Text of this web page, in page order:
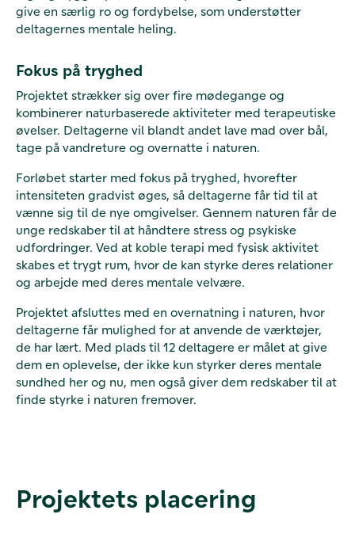
give en særlig ro og fordybelse, som understøtter
deltagernes mentale heling.
Fokus på tryghed
Projektet strækker sig over fire mødegange og
kombinerer naturbaserede aktiviteter med terapeutiske
øvelser. Deltagerne vil blandt andet lave mad over bål,
tage på vandreture og overnatte i naturen.
Forløbet starter med fokus på tryghed, hvorefter
intensiteten gradvist øges, så deltagerne får tid til at
vænne sig til de nye omgivelser. Gennem naturen får de
unge redskaber til at håndtere stress og psykiske
udfordringer. Ved at koble terapi med fysisk aktivitet
skabes et trygt rum, hvor de kan styrke deres relationer
og arbejde med deres mentale velvære.
Projektet afsluttes med en overnatning i naturen, hvor
deltagerne får mulighed for at anvende de værktøjer,
de har lært. Med plads til 12 deltagere er målet at give
dem en oplevelse, der ikke kun styrker deres mentale
sundhed her og nu, men også giver dem redskaber til at
finde styrke i naturen fremover.
Projektets placering